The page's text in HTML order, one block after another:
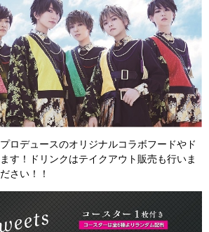
ロデュースのオリジナルコラボフードやド
す！ドリンクはテイクアウト販売も行いま
さい！！